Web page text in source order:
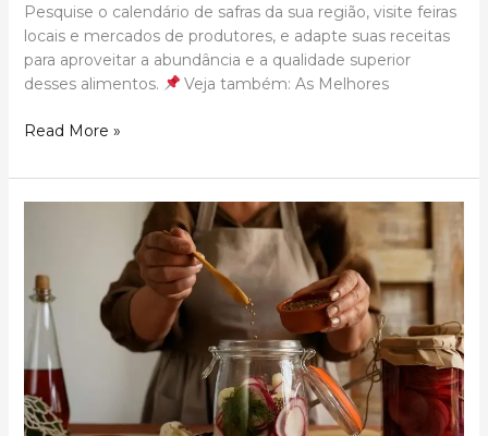
Pesquise o calendário de safras da sua região, visite feiras
locais e mercados de produtores, e adapte suas receitas
para aproveitar a abundância e a qualidade superior
desses alimentos.
Veja também: As Melhores
Como
com
Ingredientes
Completo
para
Sabores
Frescos
e
Sustentáveis
Read More »